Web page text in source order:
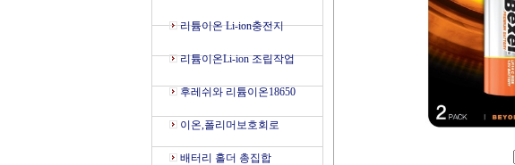
리튬이온 Li-ion충전지
리튬이온Li-ion 조립작업
후레쉬와 리튬이온18650
이온,폴리머보호회로
배터리 홀더 총집합